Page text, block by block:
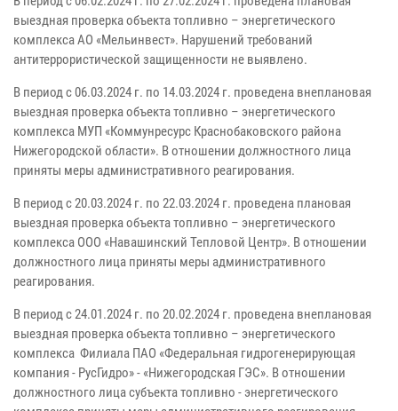
выездная проверка объекта топливно – энергетического
комплекса АО «Мельинвест». Нарушений требований
антитеррористической защищенности не выявлено.
В период с 06.03.2024 г. по 14.03.2024 г. проведена внеплановая
выездная проверка объекта топливно – энергетического
комплекса МУП «Коммунресурс Краснобаковского района
Нижегородской области». В отношении должностного лица
приняты меры административного реагирования.
В период с 20.03.2024 г. по 22.03.2024 г. проведена плановая
выездная проверка объекта топливно – энергетического
комплекса ООО «Навашинский Тепловой Центр». В отношении
должностного лица приняты меры административного
реагирования.
В период с 24.01.2024 г. по 20.02.2024 г. проведена внеплановая
выездная проверка объекта топливно – энергетического
комплекса Филиала ПАО «Федеральная гидрогенерирующая
компания - РусГидро» - «Нижегородская ГЭС». В отношении
должностного лица субъекта топливно - энергетического